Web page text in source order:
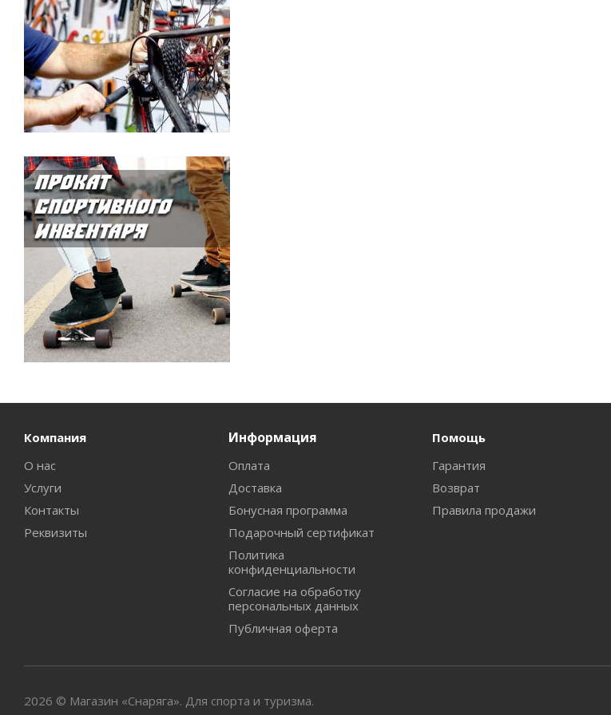
Компания
О нас
Услуги
Контакты
Реквизиты
Информация
Оплата
Доставка
Бонусная программа
Подарочный сертификат
Политика
конфиденциальности
Согласие на обработку
персональных данных
Публичная оферта
Помощь
Гарантия
Возврат
Правила продажи
2026 © Магазин «Снаряга». Для спорта и туризма.